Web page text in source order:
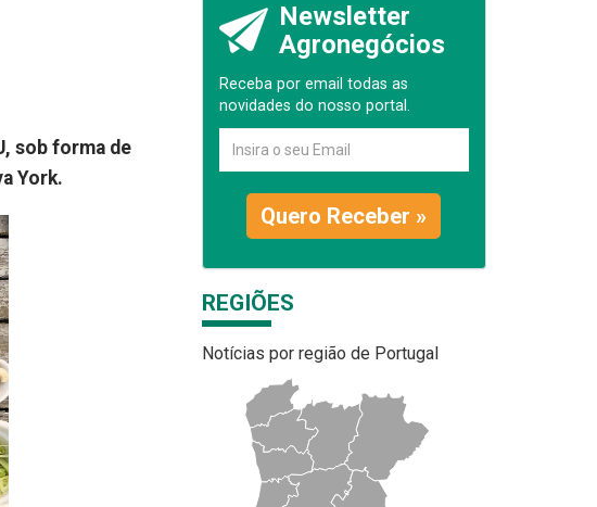
sob forma de
York.
Newsletter
Agronegócios
Receba por email todas as
novidades do nosso portal.
Quero Receber »
REGIÕES
Notícias por região de Portugal